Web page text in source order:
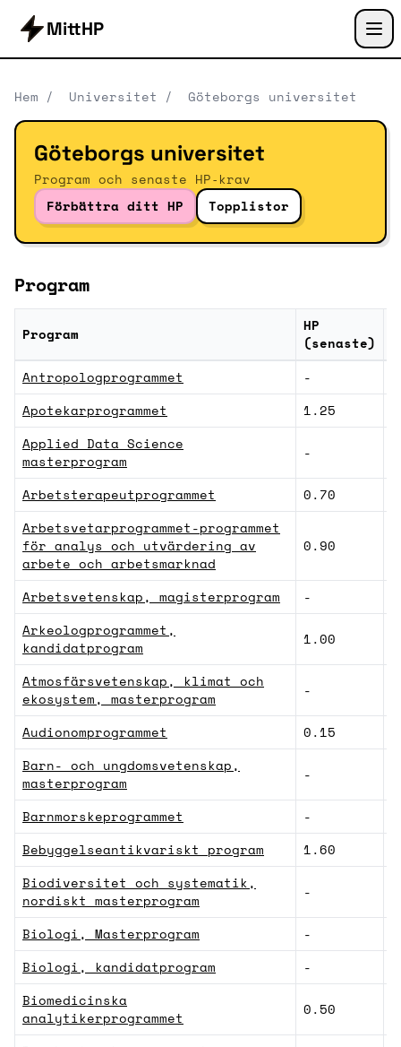
MittHP
Hem / Universitet / Göteborgs universitet
Göteborgs universitet
Program och senaste HP‑krav
Förbättra ditt HP
Topplistor
Program
Program
HP
(senaste)
Antropologprogrammet -
Apotekarprogrammet
1.25
Applied Data Science
masterprogram
-
Arbetsterapeutprogrammet 0.70
Arbetsvetarprogrammet-programmet
för analys och utvärdering av
arbete och arbetsmarknad
0.90
Arbetsvetenskap, magisterprogram -
Arkeologprogrammet,
kandidatprogram
1.00
Atmosfärsvetenskap, klimat och
ekosystem, masterprogram
-
Audionomprogrammet 0.15
Barn- och ungdomsvetenskap,
masterprogram
-
Barnmorskeprogrammet -
Bebyggelseantikvariskt program
1.60
Biodiversitet och systematik,
nordiskt masterprogram
-
Biologi, Masterprogram -
Biologi, kandidatprogram
-
Biomedicinska
analytikerprogrammet
0.50